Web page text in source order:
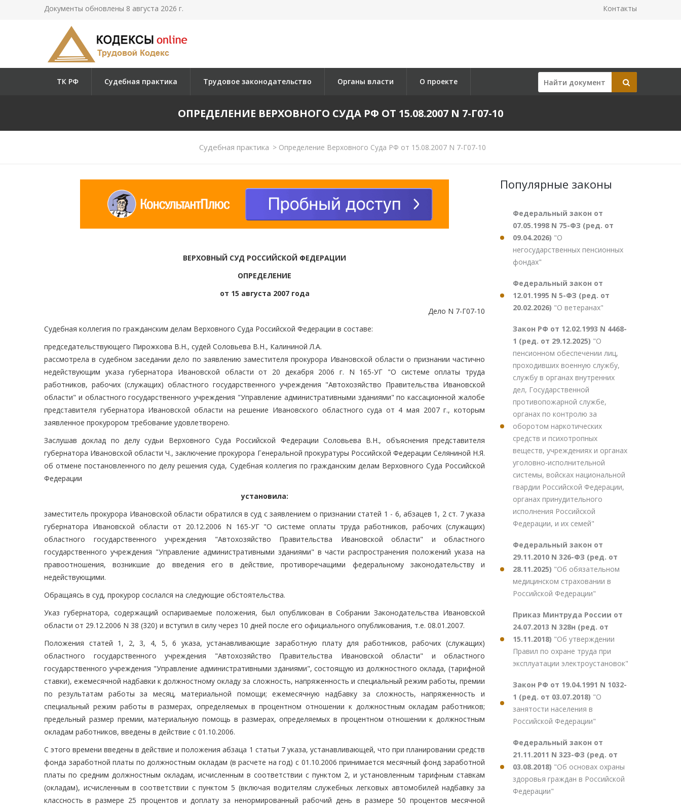
Документы обновлены 8 августа 2026 г. Контакты
ТК РФ Судебная практика Трудовое законодательство Органы власти О проекте
ОПРЕДЕЛЕНИЕ ВЕРХОВНОГО СУДА РФ ОТ 15.08.2007 N 7-Г07-10
Судебная практика >Определение Верховного Суда РФ от 15.08.2007 N 7-Г07-10
ВЕРХОВНЫЙ СУД РОССИЙСКОЙ ФЕДЕРАЦИИ
ОПРЕДЕЛЕНИЕ
от 15 августа 2007 года
Дело N 7-Г07-10
Судебная коллегия по гражданским делам Верховного Суда Российской Федерации в составе:
председательствующего Пирожкова В.Н., судей Соловьева В.Н., Калининой Л.А.
рассмотрела в судебном заседании дело по заявлению заместителя прокурора Ивановской области о признании частично
недействующим указа губернатора Ивановской области от 20 декабря 2006 г. N 165-УГ "О системе оплаты труда
работников, рабочих (служащих) областного государственного учреждения "Автохозяйство Правительства Ивановской
области" и областного государственного учреждения "Управление административными зданиями" по кассационной жалобе
представителя губернатора Ивановской области на решение Ивановского областного суда от 4 мая 2007 г., которым
заявленное прокурором требование удовлетворено.
Заслушав доклад по делу судьи Верховного Суда Российской Федерации Соловьева В.Н., объяснения представителя
губернатора Ивановской области Ч., заключение прокурора Генеральной прокуратуры Российской Федерации Селяниной Н.Я.
об отмене постановленного по делу решения суда, Судебная коллегия по гражданским делам Верховного Суда Российской
Федерации
установила:
заместитель прокурора Ивановской области обратился в суд с заявлением о признании статей 1 - 6, абзацев 1, 2 ст. 7 указа
губернатора Ивановской области от 20.12.2006 N 165-УГ "О системе оплаты труда работников, рабочих (служащих)
областного государственного учреждения "Автохозяйство Правительства Ивановской области" и областного
государственного учреждения "Управление административными зданиями" в части распространения положений указа на
правоотношения, возникшие до введения его в действие, противоречащими федеральному законодательству и
недействующими.
Обращаясь в суд, прокурор сослался на следующие обстоятельства.
Указ губернатора, содержащий оспариваемые положения, был опубликован в Собрании Законодательства Ивановской
области от 29.12.2006 N 38 (320) и вступил в силу через 10 дней после его официального опубликования, т.е. 08.01.2007.
Положения статей 1, 2, 3, 4, 5, 6 указа, устанавливающие заработную плату для работников, рабочих (служащих)
областного государственного учреждения "Автохозяйство Правительства Ивановской области" и областного
государственного учреждения "Управление административными зданиями", состоящую из должностного оклада, (тарифной
ставки), ежемесячной надбавки к должностному окладу за сложность, напряженность и специальный режим работы, премии
по результатам работы за месяц, материальной помощи; ежемесячную надбавку за сложность, напряженность и
специальный режим работы в размерах, определяемых в процентном отношении к должностным окладам работников;
предельный размер премии, материальную помощь в размерах, определяемых в процентном отношении к должностным
окладам работников, введены в действие с 01.10.2006.
С этого времени введены в действие и положения абзаца 1 статьи 7 указа, устанавливающей, что при планировании средств
фонда заработной платы по должностным окладам (в расчете на год) с 01.10.2006 принимается месячный фонд заработной
платы по средним должностным окладам, исчисленным в соответствии с пунктом 2, и установленным тарифным ставкам
(окладам), исчисленным в соответствии с пунктом 5 (включая водителям служебных легковых автомобилей надбавку за
классность в размере 25 процентов и доплату за ненормированный рабочий день в размере 50 процентов месячной
Популярные законы
Федеральный закон от
07.05.1998 N 75-ФЗ (ред. от
09.04.2026) "О
негосударственных пенсионных
фондах"
Федеральный закон от
12.01.1995 N 5-ФЗ (ред. от
20.02.2026) "О ветеранах"
Закон РФ от 12.02.1993 N 4468-
1 (ред. от 29.12.2025) "О
пенсионном обеспечении лиц,
проходивших военную службу,
службу в органах внутренних
дел, Государственной
противопожарной службе,
органах по контролю за
оборотом наркотических
средств и психотропных
веществ, учреждениях и органах
уголовно-исполнительной
системы, войсках национальной
гвардии Российской Федерации,
органах принудительного
исполнения Российской
Федерации, и их семей"
Федеральный закон от
29.11.2010 N 326-ФЗ (ред. от
28.11.2025) "Об обязательном
медицинском страховании в
Российской Федерации"
Приказ Минтруда России от
24.07.2013 N 328н (ред. от
15.11.2018) "Об утверждении
Правил по охране труда при
эксплуатации электроустановок"
Закон РФ от 19.04.1991 N 1032-
1 (ред. от 03.07.2018) "О
занятости населения в
Российской Федерации"
Федеральный закон от
21.11.2011 N 323-ФЗ (ред. от
03.08.2018) "Об основах охраны
здоровья граждан в Российской
Федерации"